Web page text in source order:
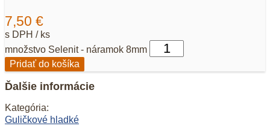
7,50 €
s DPH / ks
množstvo Selenit - náramok 8mm
Pridať do košíka
Ďalšie informácie
Kategória:
Guličkové hladké